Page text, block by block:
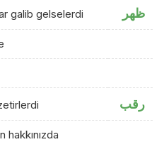
galib gelselerdi ظهر
رقب
hakkınızda